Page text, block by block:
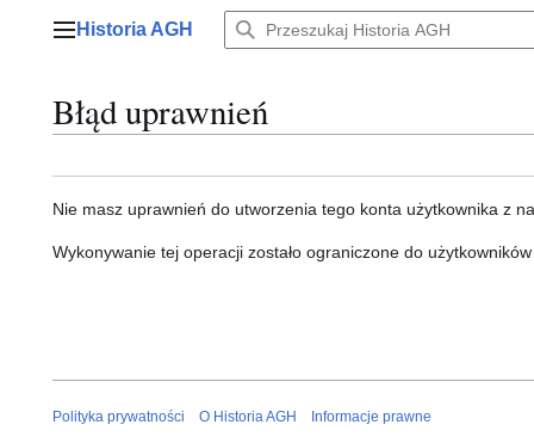
Menu główne
Historia AGH
Błąd uprawnień
Nie masz uprawnień do utworzenia tego konta użytkownika z
Wykonywanie tej operacji zostało ograniczone do
Polityka prywatności O Historia AGH Informacje prawne